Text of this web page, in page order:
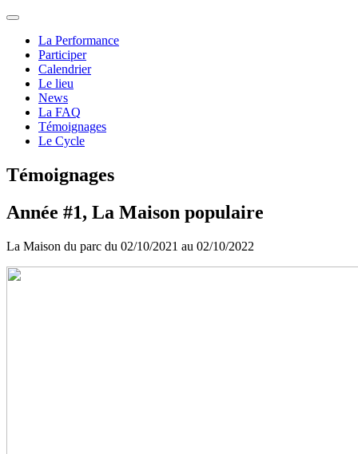
La Performance
Participer
Calendrier
Le lieu
News
La FAQ
Témoignages
Le Cycle
Témoignages
Année #1, La Maison populaire
La Maison du parc du 02/10/2021 au 02/10/2022